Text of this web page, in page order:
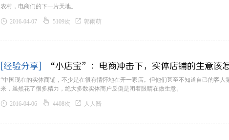
农村，电商们的下一片天地。
 2016-04-07  5109次  郭雨萌
[经验分享] “小店宝”：电商冲击下，实体店铺的生意该怎
“中国现在的实体商铺，不少是在很有情怀地在开一家店。但他们甚至不知道自己的客
来，虽然花了很多精力，绝大多数实体商户反倒是闭着眼睛在做生意。
 2016-04-06  4408次  人人酱